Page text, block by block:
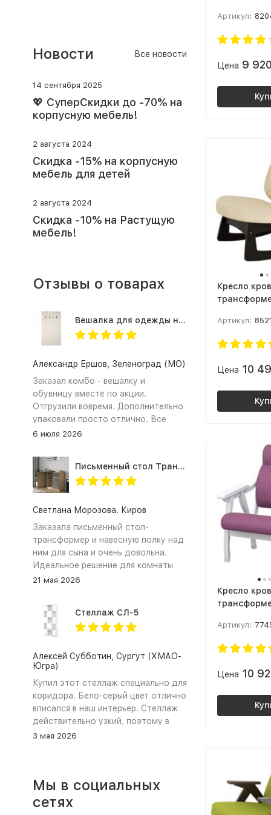
квартиры
Ткань:
Серый
Артикул:
Цена 9 920
Кресло
квартиры
качалка
Силуэт
Артикул: 8521
Цена 10
Кресло
квартиры
10 Ткань:
Снег
Артикул:
Цена 10
Новости Все новости
14 сентября 2025
💖 СуперСкидки до -70% на
корпусную мебель!
2 августа 2024
Скидка -15% на корпусную
мебель для детей
2 августа 2024
Скидка -10% на Растущую
мебель!
Отзывы о товарах
Вешалка для одежды настенная в прихожую Оливия Н2, экокожа молочная
Александр Ершов, Зеленоград (МО)
Заказал комбо - вешалку и
обувницу вместе по акции.
Отгрузили вовремя. Дополнительно
упаковали просто отлично. Все
получили и собрали. Документы на
Спасибо!
6 июля 2026
Письменный стол Трансформер для школьника с тумбой СП-21 СИТИ ЛДСП графит / дуб крафт золотой
Светлана Морозова. Киров
Заказала письменный стол-
трансформер и навесную полку над
ним для сына и очень довольна.
Идеальное решение для комнаты
школьника. ЛДСП в сочетании
выглядит очень стильно и
современно. Самое главное это
трансформация стола. Столешница
прямой стол (парту) в удобный
угловой стол для письма и
рисования. Тумба вместительная,
сын хранит там свои тетради и
книжки. Сборка прошла довольно
быстро и непринужденно,
Мебель» за такой функциональный
и красивый стол 😊
21 мая 2026
Стеллаж СЛ-5
Алексей Субботин, Сургут (ХМАО-
Югра)
Купил этот стеллаж специально для
коридора. Бело‑серый цвет отлично
вписался в наш интерьер. Стеллаж
действительно узкий, поэтому в
коридоре не загромождает проход,
инструкция понятная. Всё, что
ожидал: стиль, качество,
компактность и цена. Рекомендую
3 мая 2026
Мы в социальных
сетях